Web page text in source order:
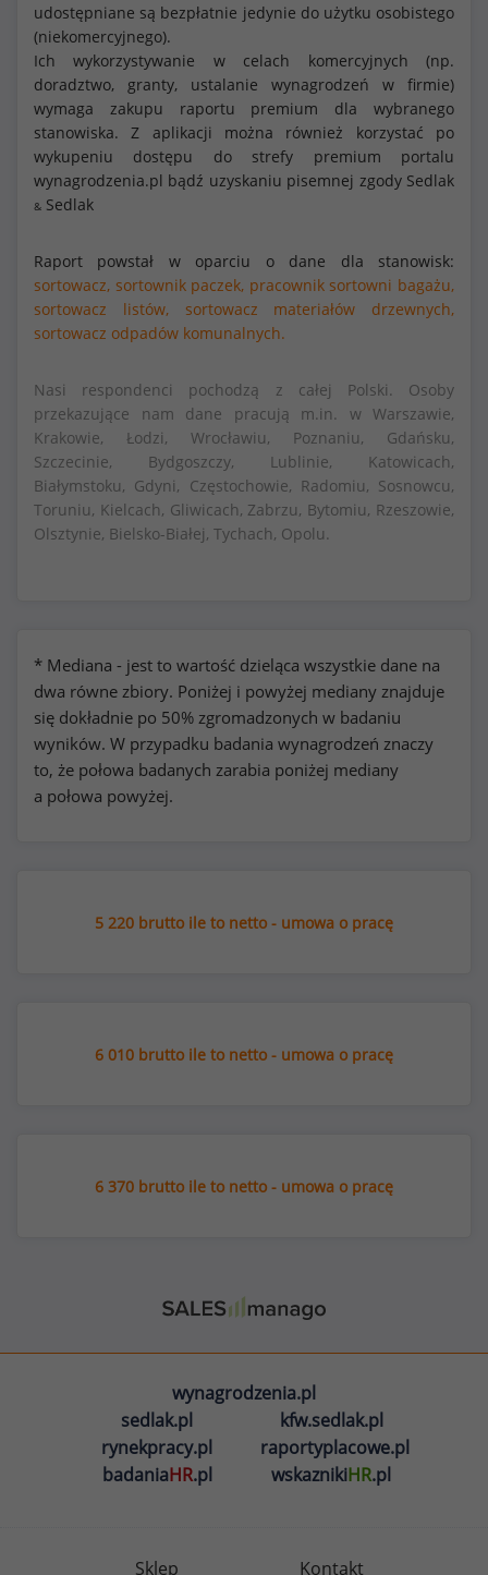
udostępniane są bezpłatnie jedynie do użytku osobistego
(niekomercyjnego).
Ich wykorzystywanie w celach komercyjnych (np.
doradztwo, granty, ustalanie wynagrodzeń w firmie)
wymaga zakupu raportu premium dla wybranego
stanowiska. Z aplikacji można również korzystać po
wykupeniu dostępu do strefy premium portalu
wynagrodzenia.pl bądź uzyskaniu pisemnej zgody Sedlak
& Sedlak
Raport powstał w oparciu o dane dla stanowisk:
sortowacz, sortownik paczek, pracownik sortowni bagażu,
sortowacz listów,
sortowacz materiałów drzewnych,
sortowacz odpadów komunalnych.
Nasi respondenci pochodzą z całej Polski. Osoby
przekazujące nam dane pracują m.in. w Warszawie,
Krakowie, Łodzi, Wrocławiu, Poznaniu, Gdańsku,
Szczecinie, Bydgoszczy, Lublinie, Katowicach,
Białymstoku, Gdyni, Częstochowie, Radomiu, Sosnowcu,
Toruniu, Kielcach, Gliwicach, Zabrzu, Bytomiu, Rzeszowie,
Olsztynie, Bielsko-Białej, Tychach, Opolu.
* Mediana - jest to wartość dzieląca wszystkie dane na
dwa równe zbiory. Poniżej i powyżej mediany znajduje
się dokładnie po 50% zgromadzonych w badaniu
wyników. W przypadku badania wynagrodzeń znaczy
to, że połowa badanych zarabia poniżej mediany
a połowa powyżej.
5 220 brutto ile to netto - umowa o pracę
6 010 brutto ile to netto - umowa o pracę
6 370 brutto ile to netto - umowa o pracę
wynagrodzenia.pl
sedlak.pl
kfw.sedlak.pl
rynekpracy.pl
raportyplacowe.pl
badaniaHR.pl wskaznikiHR.pl
Sklep Kontakt